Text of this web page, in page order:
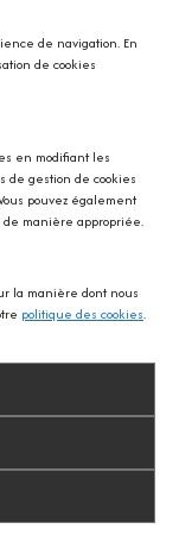
de navigation. En
de cookies
en modifiant les
de gestion de cookies
pouvez également
manière appropriée.
la manière dont nous
politique des cookies.